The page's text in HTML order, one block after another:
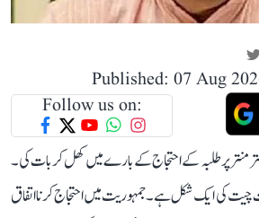
Published: 07 Aug
Follow us on:
پر طلبہ کے احتجاج کے بارے میں کھل کر بات کی۔
کی ایک شکل ہے۔ جمہوریت میں احتجاج کرنا اتفاق